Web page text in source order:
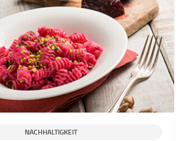
NACHHALTIGKEIT